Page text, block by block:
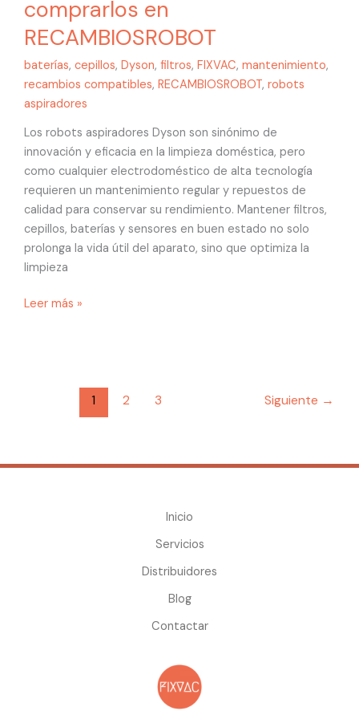
comprarlos en
RECAMBIOSROBOT
baterías, cepillos, Dyson, filtros, FIXVAC, mantenimiento,
recambios compatibles, RECAMBIOSROBOT, robots
aspiradores
Los robots aspiradores Dyson son sinónimo de
innovación y eficacia en la limpieza doméstica, pero
como cualquier electrodoméstico de alta tecnología
requieren un mantenimiento regular y repuestos de
calidad para conservar su rendimiento. Mantener filtros,
cepillos, baterías y sensores en buen estado no solo
prolonga la vida útil del aparato, sino que optimiza la
limpieza
Leer más »
1 2 3 Siguiente →
Inicio
Servicios
Distribuidores
Blog
Contactar